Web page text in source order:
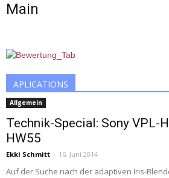
Main
APLICATIONS
Allgemein
Technik-Special: Sony VPL-
HW55
Ekki Schmitt - 16. Juni 2014
Auf der Suche nach der adaptiven Iris-